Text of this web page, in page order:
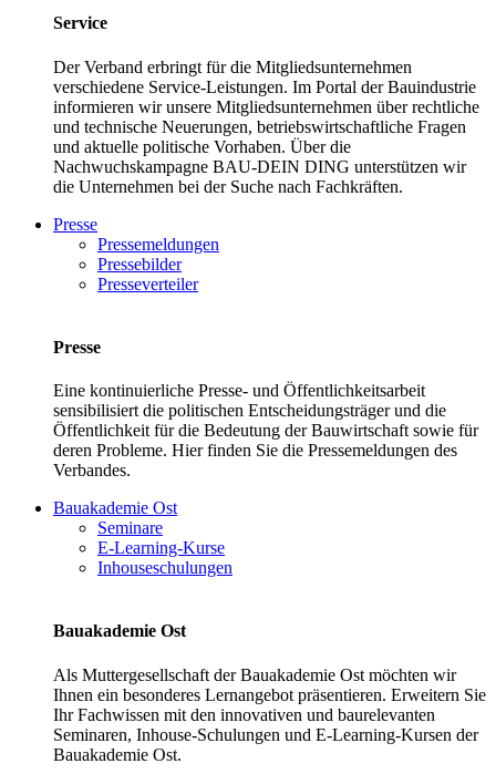
Service
Der Verband erbringt für die Mitgliedsunternehmen
verschiedene Service-Leistungen. Im Portal der Bauindustrie
informieren wir unsere Mitgliedsunternehmen über rechtliche
und technische Neuerungen, betriebswirtschaftliche Fragen
und aktuelle politische Vorhaben. Über die
Nachwuchskampagne BAU-DEIN DING unterstützen wir
die Unternehmen bei der Suche nach Fachkräften.
Presse
Pressemeldungen
Pressebilder
Presseverteiler
Presse
Eine kontinuierliche Presse- und Öffentlichkeitsarbeit
sensibilisiert die politischen Entscheidungsträger und die
Öffentlichkeit für die Bedeutung der Bauwirtschaft sowie für
deren Probleme. Hier finden Sie die Pressemeldungen des
Verbandes.
Bauakademie Ost
Seminare
E-Learning-Kurse
Inhouseschulungen
Bauakademie Ost
Als Muttergesellschaft der Bauakademie Ost möchten wir
Ihnen ein besonderes Lernangebot präsentieren. Erweitern Sie
Ihr Fachwissen mit den innovativen und baurelevanten
Seminaren, Inhouse-Schulungen und E-Learning-Kursen der
Bauakademie Ost.